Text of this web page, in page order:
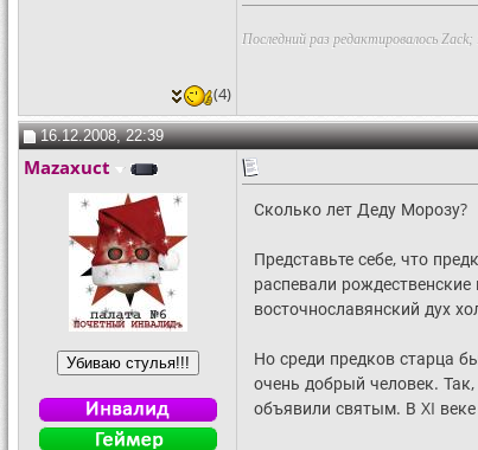
Последний раз редактировалось Zack;
(4)
16.12.2008, 22:39
Mazaxuct
Сколько лет Деду Морозу?
Представьте себе, что
распевали
восточнославянский дух
Но среди предков старца
очень добрый человек.
объявили святым. В XI